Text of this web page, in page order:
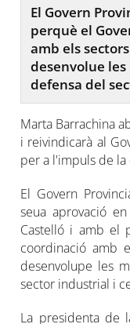
El Govern
perquè el
amb els
desenvolue les
defensa del
Marta Barrachina
i reivindicarà al
per a l'impuls de la
El Govern
seua aprovació
Castelló i amb el
coordinació amb
desenvolupe les
sector industrial i
La presidenta de